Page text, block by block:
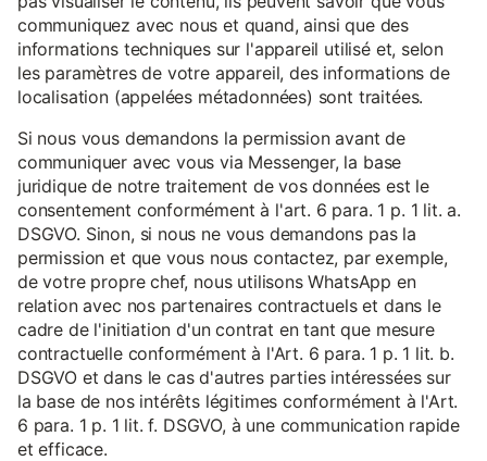
communiquez avec nous et quand, ainsi que des
informations techniques sur l'appareil utilisé et, selon
les paramètres de votre appareil, des informations de
localisation (appelées métadonnées) sont traitées.
Si nous vous demandons la permission avant de
communiquer avec vous via Messenger, la base
juridique de notre traitement de vos données est le
consentement conformément à l'art. 6 para. 1 p. 1 lit. a.
DSGVO. Sinon, si nous ne vous demandons pas la
permission et que vous nous contactez, par exemple,
de votre propre chef, nous utilisons WhatsApp en
relation avec nos partenaires contractuels et dans le
cadre de l'initiation d'un contrat en tant que mesure
contractuelle conformément à l'Art. 6 para. 1 p. 1 lit. b.
DSGVO et dans le cas d'autres parties intéressées sur
la base de nos intérêts légitimes conformément à l'Art.
6 para. 1 p. 1 lit. f. DSGVO, à une communication rapide
et efficace.